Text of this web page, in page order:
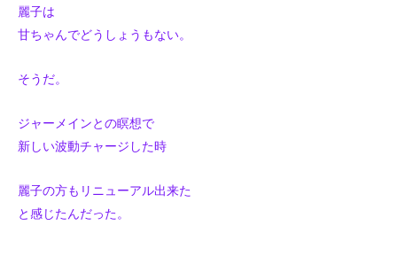
麗子は
甘ちゃんでどうしょうもない。
そうだ。
ジャーメインとの瞑想で
新しい波動チャージした時
麗子の方もリニューアル出来た
と感じたんだった。